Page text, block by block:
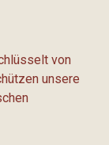
von
unsere